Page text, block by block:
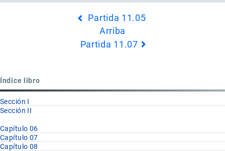
Partida 11.05
Arriba
Partida 11.07
Índice libro
Sección I
Sección II
Capítulo 06
Capítulo 07
Capítulo 08